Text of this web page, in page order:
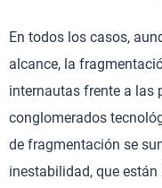
En todos los casos,
alcance, la
internautas frente a las
conglomerados
de fragmentación se
inestabilidad, que